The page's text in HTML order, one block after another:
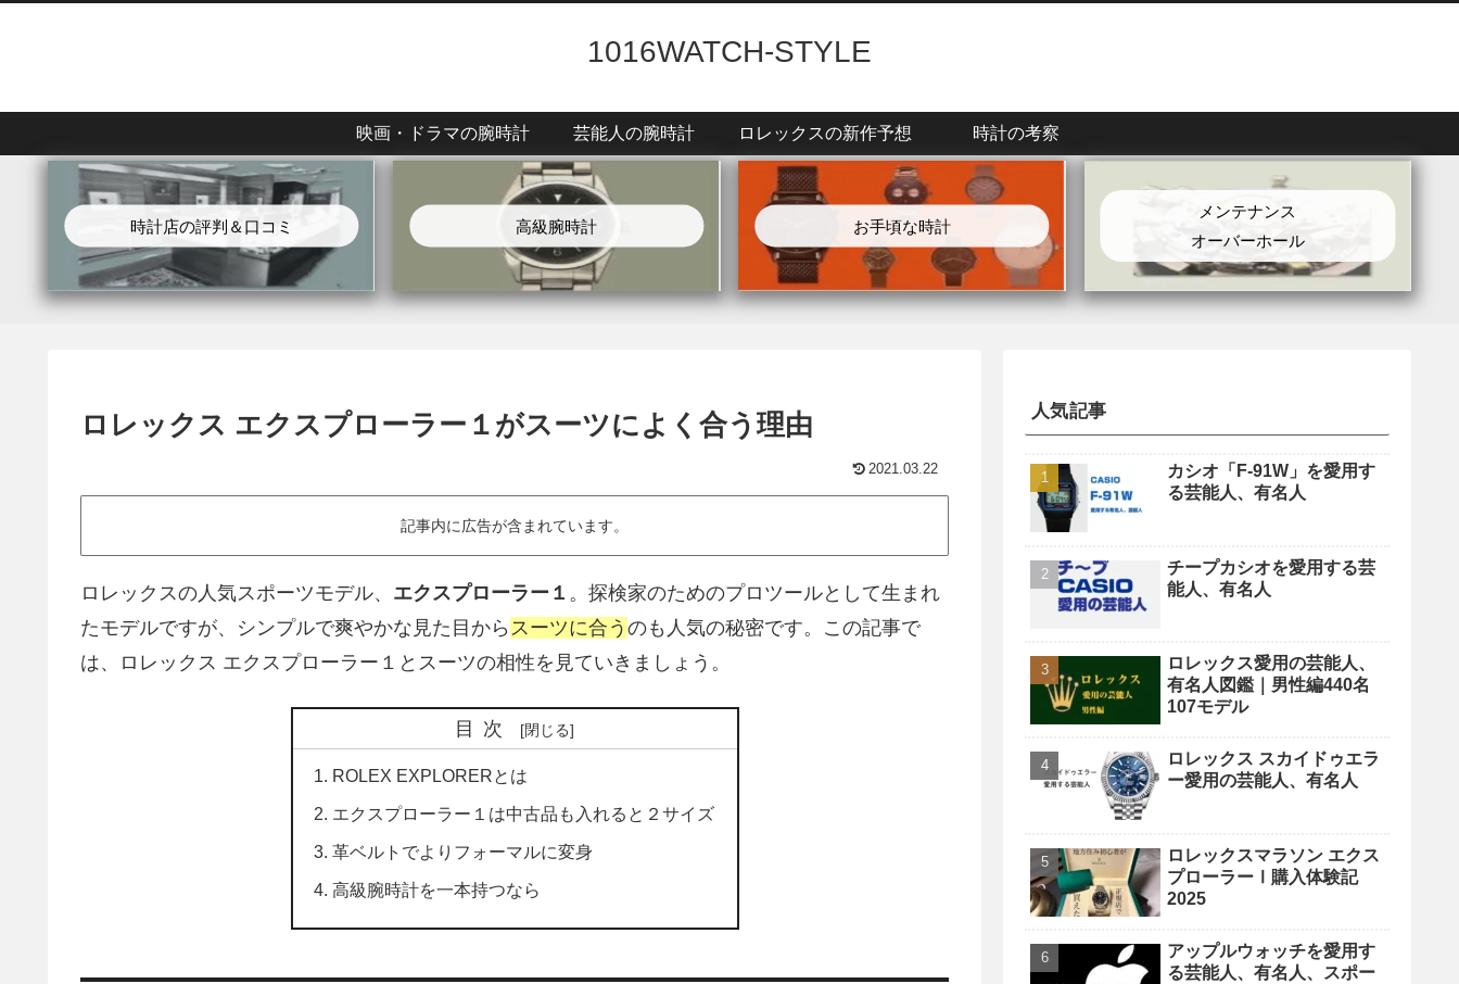
1016WATCH-STYLE
映画・ドラマの腕時計 芸能人の腕時計 ロレックスの新作予想 時計の考察
時計店の評判＆口コミ 高級腕時計 お手頃な時計
メンテナンス
オーバーホール
ロレックス エクスプローラー１がスーツによく合う理由
2021.03.22
記事内に広告が含まれています。
ロレックスの人気スポーツモデル、 エクスプローラー１ 。探検家のためのプロツールとして生まれ
たモデルですが、シンプルで爽やかな見た目から スーツに合う のも人気の秘密です。この記事で
は、ロレックス エクスプローラー１とスーツの相性を見ていきましょう。
目次
ROLEX EXPLORERとは
エクスプローラー１は中古品も入れると２サイズ
革ベルトでよりフォーマルに変身
高級腕時計を一本持つなら
人気記事
カシオ「F-91W」を愛用す
る芸能人、有名人
チープカシオを愛用する芸
能人、有名人
ロレックス愛用の芸能人、
有名人図鑑｜男性編440名
107モデル
ロレックス スカイドゥエラ
ー愛用の芸能人、有名人
ロレックスマラソン エクス
プローラーⅠ購入体験記
2025
アップルウォッチを愛用す
る芸能人、有名人、スポー